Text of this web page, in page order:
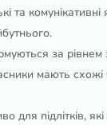
та комунікативні
за рівнем
мають схожі
для підлітків,